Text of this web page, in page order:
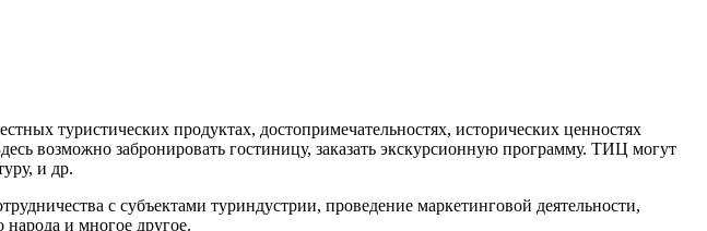
туристических продуктах, достопримечательностях, исторических ценностях
возможно забронировать гостиницу, заказать экскурсионную программу. ТИЦ могут
и др.
с субъектами туриндустрии, проведение маркетинговой деятельности,
и многое другое.